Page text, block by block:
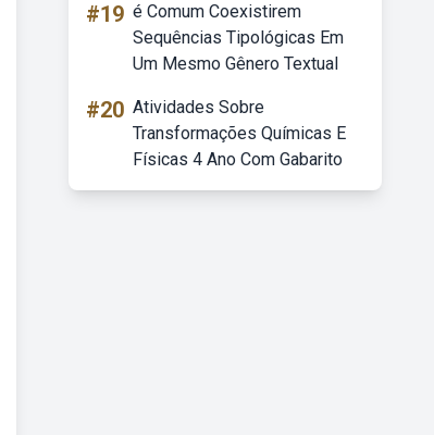
#19 é Comum Coexistirem
Sequências Tipológicas Em
Um Mesmo Gênero Textual
#20 Atividades Sobre
Transformações Químicas E
Físicas 4 Ano Com Gabarito